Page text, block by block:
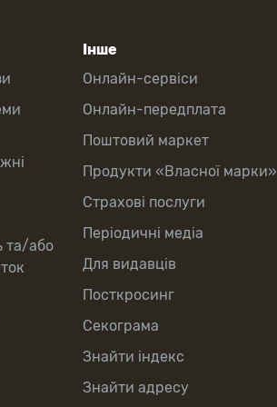
та/або
Інше
Онлайн-сервіси
Онлайн-передплата
Поштовий маркет
Продукти «Власної марки»
Страхові послуги
Періодичні медіа
Для видавців
Посткросинг
Секограма
Знайти індекс
Знайти адресу